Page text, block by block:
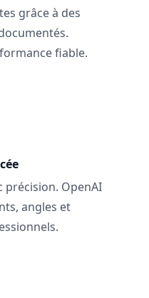
grâce à des
fiable.
précision. OpenAI
angles et